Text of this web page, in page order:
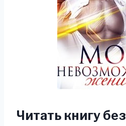
Читать книгу без